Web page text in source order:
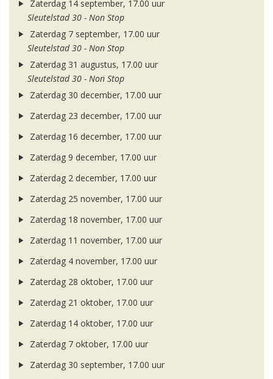
Zaterdag 14 september, 17.00 uur
Sleutelstad 30 - Non Stop
Zaterdag 7 september, 17.00 uur
Sleutelstad 30 - Non Stop
Zaterdag 31 augustus, 17.00 uur
Sleutelstad 30 - Non Stop
Zaterdag 30 december, 17.00 uur
Zaterdag 23 december, 17.00 uur
Zaterdag 16 december, 17.00 uur
Zaterdag 9 december, 17.00 uur
Zaterdag 2 december, 17.00 uur
Zaterdag 25 november, 17.00 uur
Zaterdag 18 november, 17.00 uur
Zaterdag 11 november, 17.00 uur
Zaterdag 4 november, 17.00 uur
Zaterdag 28 oktober, 17.00 uur
Zaterdag 21 oktober, 17.00 uur
Zaterdag 14 oktober, 17.00 uur
Zaterdag 7 oktober, 17.00 uur
Zaterdag 30 september, 17.00 uur